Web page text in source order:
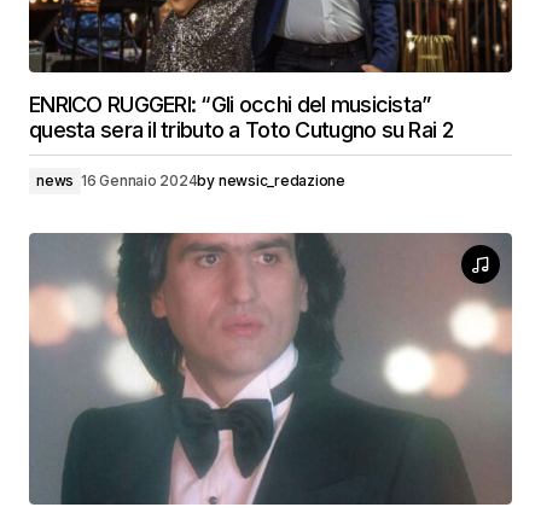
ENRICO RUGGERI: “Gli occhi del musicista”
questa sera il tributo a Toto Cutugno su Rai 2
news 16 Gennaio 2024by newsic_redazione